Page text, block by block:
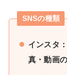
SNSの種類
インスタ
真・動画